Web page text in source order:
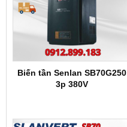
Biến tần Senlan SB70G250
3p 380V